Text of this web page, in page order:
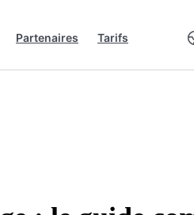
Partenaires Tarifs